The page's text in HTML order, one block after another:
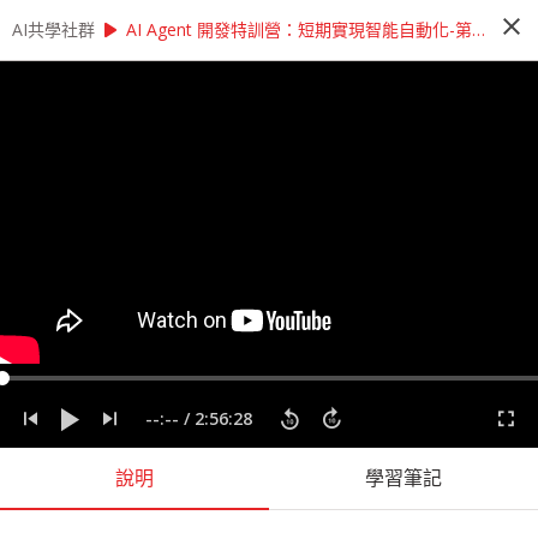
AI共學社群 play_arrow AI Agent 開發特訓營：短期實現智能自動化
自動數據分析、多輪對話處理、任務規劃執行等企
業必需功能。在導師指導下，您將學會如何讓 AI
Agent 自主完成複雜的商業任務或是股票分析任務
等。 完課後，期許您將具備開發企業級 AI Agent
的實戰能力，能為企業打造真正智能化的數位勞動
力，創造顯著的商業價值。 搶先一步掌握 AI
浪潮下，AI 應用開發人才已成為企業最急需的關鍵
戰力。本次特訓營為期五天，專為期待快速跨入 AI
課程內容(50) 學習筆記 會員(36) 課程介紹
AI共學社群 play_arrow AI Agent 開發特訓營：短期實現智能自動化-第三堂 close
--:-- / 2:56:28
說明 學習筆記